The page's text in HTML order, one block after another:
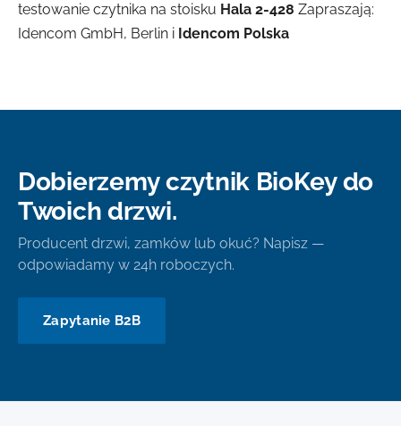
testowanie czytnika na stoisku Hala 2-428 Zapraszają:
Idencom GmbH, Berlin i Idencom Polska
Dobierzemy czytnik BioKey do
Twoich drzwi.
Producent drzwi, zamków lub okuć? Napisz —
odpowiadamy w 24h roboczych.
Zapytanie B2B